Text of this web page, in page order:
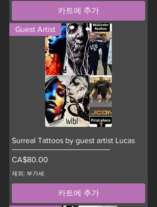
카트에 추가
Guest Artist
Surreal Tattoos by guest artist Lucas
가격
CA$80.00
제외: 부가세
카트에 추가